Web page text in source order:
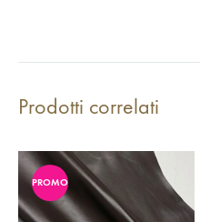
Prodotti correlati
PROMO